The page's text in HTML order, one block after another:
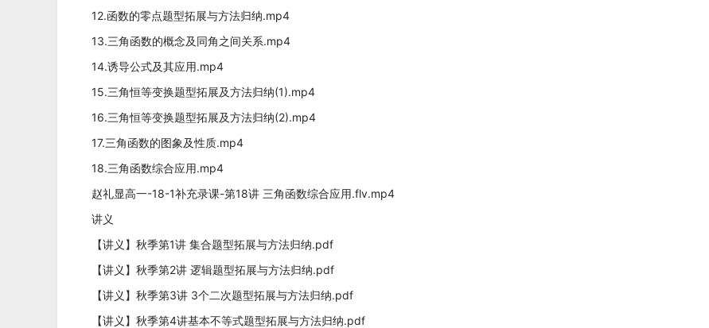
12.函数的零点题型拓展与方法归纳.mp4
13.三角函数的概念及同角之间关系.mp4
14.诱导公式及其应用.mp4
15.三角恒等变换题型拓展及方法归纳(1).mp4
16.三角恒等变换题型拓展及方法归纳(2).mp4
17.三角函数的图象及性质.mp4
18.三角函数综合应用.mp4
赵礼显高一-18-1补充录课-第18讲 三角函数综合应用.flv.mp4
讲义
【讲义】秋季第1讲 集合题型拓展与方法归纳.pdf
【讲义】秋季第2讲 逻辑题型拓展与方法归纳.pdf
【讲义】秋季第3讲 3个二次题型拓展与方法归纳.pdf
【讲义】秋季第4讲基本不等式题型拓展与方法归纳.pdf